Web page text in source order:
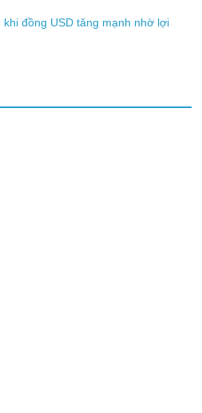
đồng USD tăng mạnh nhờ lợi